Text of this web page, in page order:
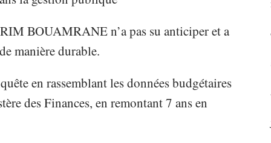
BOUAMRANE n’a pas su anticiper et a
manière durable.
en rassemblant les données budgétaires
des Finances, en remontant 7 ans en